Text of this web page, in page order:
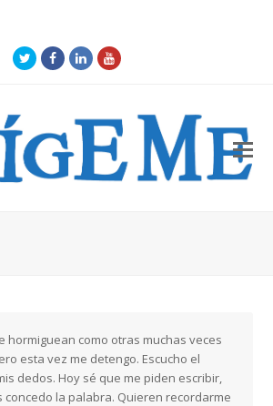
TwitterFacebook
LinkedInYoutube
hormiguean como otras muchas veces
esta vez me detengo. Escucho el
dedos. Hoy sé que me piden escribir,
concedo la palabra. Quieren recordarme